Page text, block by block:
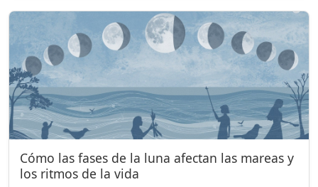
Cómo las fases de la luna afectan las mareas y
los ritmos de la vida